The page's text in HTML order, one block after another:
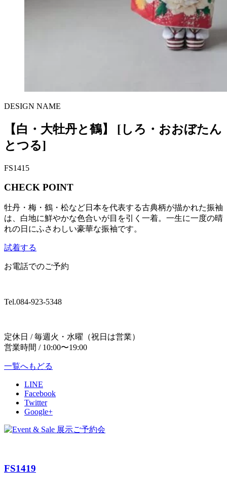
DESIGN NAME
【白・大牡丹と鶴】
[しろ・おおぼたん
とつる]
FS1415
CHECK POINT
牡丹・梅・鶴・松など日本を代表する古典柄が描かれた振袖
は、白地に鮮やかな色合いが目を引く一着。一生に一度の晴
れの日にふさわしい豪華な振袖です。
試着する
お電話でのご予約
Tel.084-923-5348
定休日 / 毎週火・水曜（祝日は営業）
営業時間 / 10:00〜19:00
一覧へもどる
LINE
Facebook
Twitter
Google+
FS1419